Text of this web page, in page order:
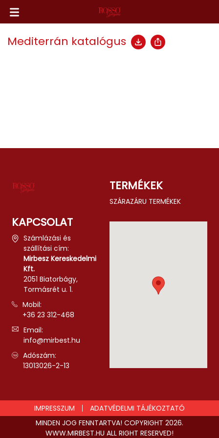
Mediterrán katalógus
TERMÉKEK
SZÁRAZÁRU TERMÉKEK
KAPCSOLAT
Számlázási és
szállítási cím:
Mirbesz Kereskedelmi
Kft.
2051 Biatorbágy,
Tormásrét u. 1.
Mobil:
+36 23 312-468
Email:
info@mirbest.hu
Adószám:
13013026-2-13
IMPRESSZUM
ADATVÉDELMI TÁJÉKOZTATÓ
MINDEN JOG FENNTARTVA! COPYRIGHT 2026.
WWW.MIRBEST.HU ALL RIGHT RESERVED!